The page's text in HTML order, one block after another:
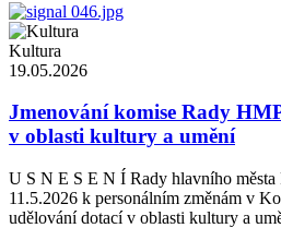
Kultura
19.05.2026
Jmenování komise Rady
v oblasti kultury a umění
U S N E S E N Í Rady hlavního města
11.5.2026 k personálním změnám v
udělování dotací v oblasti kultury a